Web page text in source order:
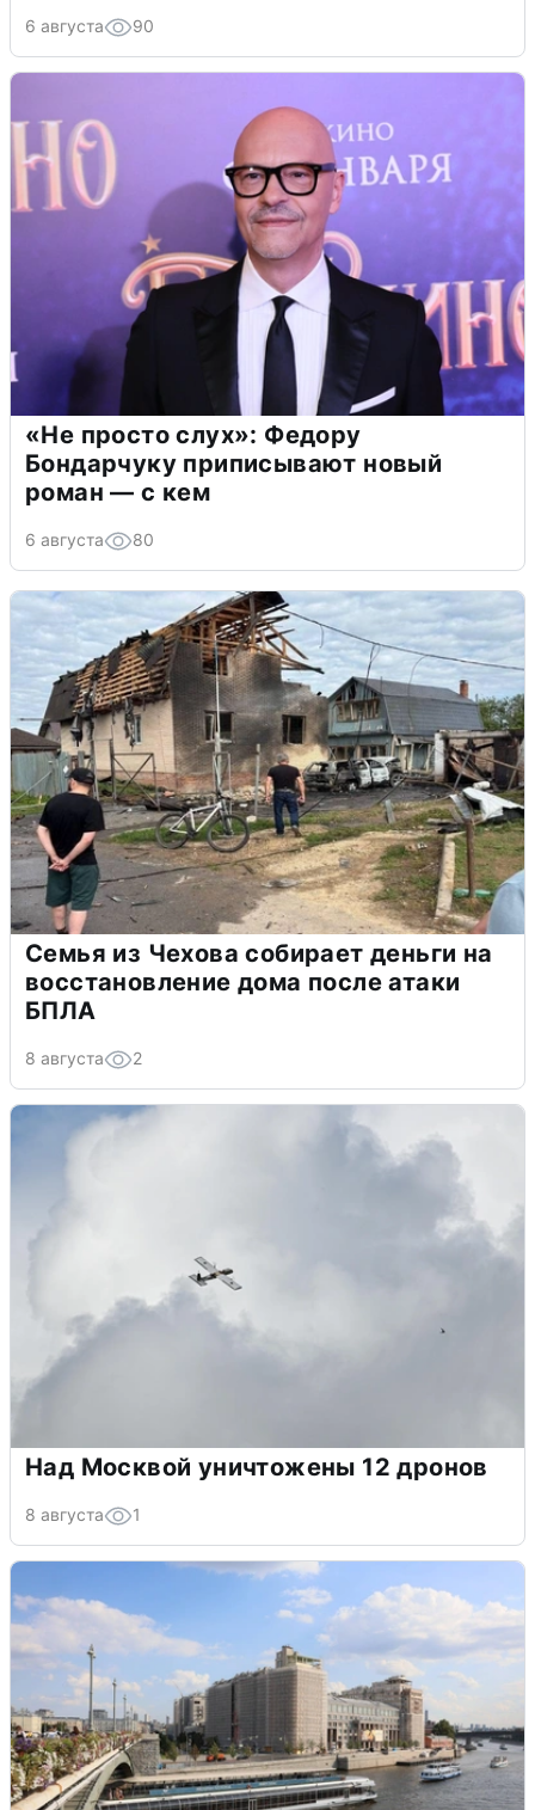
6 августа 90
«Не просто слух»: Федору
Бондарчуку приписывают новый
роман — с кем
6 августа 80
Семья из Чехова собирает деньги на
восстановление дома после атаки
БПЛА
8 августа 2
Над Москвой уничтожены 12 дронов
8 августа 1